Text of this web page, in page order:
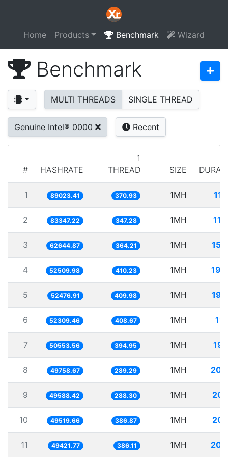
Home Products Benchmark Wizard
Benchmark
MULTI THREADS SINGLE THREAD
Genuine Intel® 0000 Recent
# HASHRATE
1
THREAD
SIZE
1 89023.41 370.93 1MH
2 83347.22 347.28 1MH
3 62644.87 364.21 1MH
4 52509.98 410.23 1MH
5 52476.91 409.98 1MH
6 52309.46 408.67 1MH
7 50553.56 394.95 1MH
8 49758.67 289.29 1MH
9 49588.42 288.30 1MH
10 49519.66 386.87 1MH
11 49421.77 386.11 1MH